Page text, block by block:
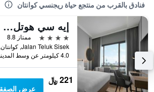
فنادق بالقرب من منتجع حياة ريجنسي كوانتان
إيه سي هوتل باي ماريوت كونتان
4 نجوم
ممتاز 8.8
4.0 كيلومتر عن وسط المدينة
221 ﷼
عرض